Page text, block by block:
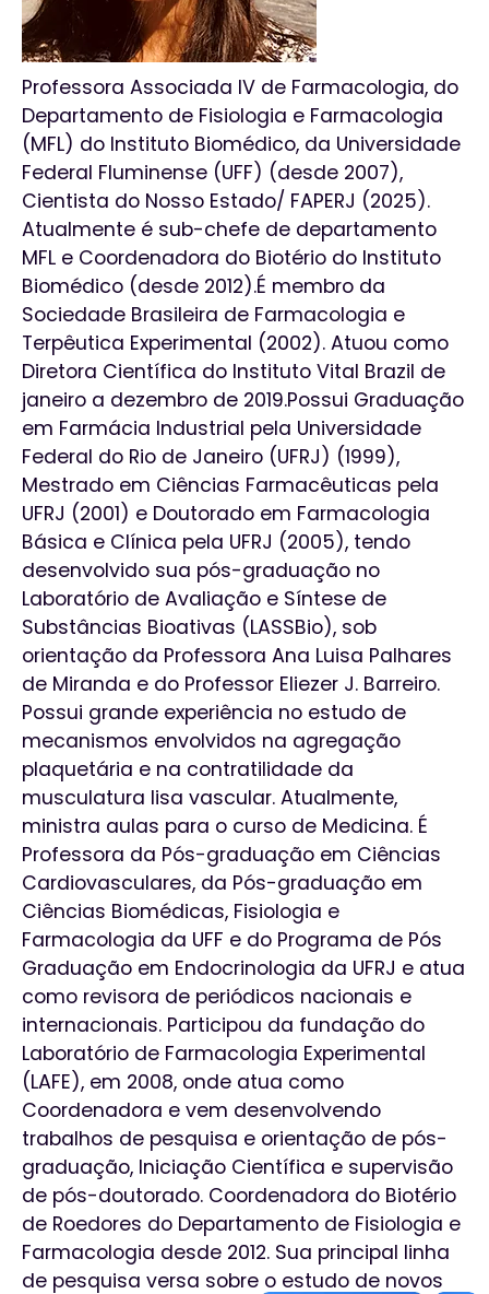
Professora Associada IV de Farmacologia, do
Departamento de Fisiologia e Farmacologia
(MFL) do Instituto Biomédico, da Universidade
Federal Fluminense (UFF) (desde 2007),
Cientista do Nosso Estado/ FAPERJ (2025).
Atualmente é sub-chefe de departamento
MFL e Coordenadora do Biotério do Instituto
Biomédico (desde 2012).É membro da
Sociedade Brasileira de Farmacologia e
Terpêutica Experimental (2002). Atuou como
Diretora Científica do Instituto Vital Brazil de
janeiro a dezembro de 2019.Possui Graduação
em Farmácia Industrial pela Universidade
Federal do Rio de Janeiro (UFRJ) (1999),
Mestrado em Ciências Farmacêuticas pela
UFRJ (2001) e Doutorado em Farmacologia
Básica e Clínica pela UFRJ (2005), tendo
desenvolvido sua pós-graduação no
Laboratório de Avaliação e Síntese de
Substâncias Bioativas (LASSBio), sob
orientação da Professora Ana Luisa Palhares
de Miranda e do Professor Eliezer J. Barreiro.
Possui grande experiência no estudo de
mecanismos envolvidos na agregação
plaquetária e na contratilidade da
musculatura lisa vascular. Atualmente,
ministra aulas para o curso de Medicina. É
Professora da Pós-graduação em Ciências
Cardiovasculares, da Pós-graduação em
Ciências Biomédicas, Fisiologia e
Farmacologia da UFF e do Programa de Pós
Graduação em Endocrinologia da UFRJ e atua
como revisora de periódicos nacionais e
internacionais. Participou da fundação do
Laboratório de Farmacologia Experimental
(LAFE), em 2008, onde atua como
Coordenadora e vem desenvolvendo
trabalhos de pesquisa e orientação de pós-
graduação, Iniciação Científica e supervisão
de pós-doutorado. Coordenadora do Biotério
de Roedores do Departamento de Fisiologia e
Farmacologia desde 2012. Sua principal linha
de pesquisa versa sobre o estudo de novos